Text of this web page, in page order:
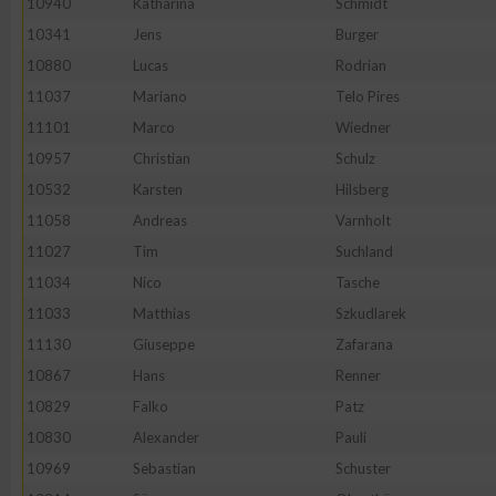
10341
Jens
Burger
10880
Lucas
Rodrian
11037
Mariano
Telo Pires
11101
Marco
Wiedner
10957
Christian
Schulz
10532
Karsten
Hilsberg
11058
Andreas
Varnholt
11027
Tim
Suchland
11034
Nico
Tasche
11033
Matthias
Szkudlarek
11130
Giuseppe
Zafarana
10867
Hans
Renner
10829
Falko
Patz
10830
Alexander
Pauli
10969
Sebastian
Schuster